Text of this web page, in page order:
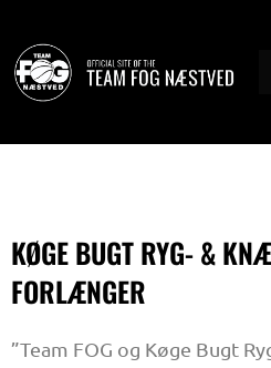
indholdet
KØGE BUGT RYG- &
FORLÆNGER
”Team FOG og Køge Bugt